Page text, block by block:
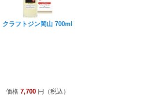
クラフトジン岡山 700ml
価格 7,700円（税込）